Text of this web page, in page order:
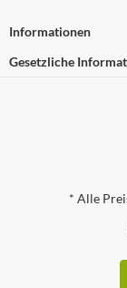
Informationen
Gesetzliche
* Alle